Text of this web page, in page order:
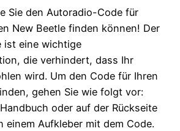
Sie den Autoradio-Code für
New Beetle finden können! Der
ist eine wichtige
die verhindert, dass Ihr
wird. Um den Code für Ihren
gehen Sie wie folgt vor:
oder auf der Rückseite
einem Aufkleber mit dem Code.